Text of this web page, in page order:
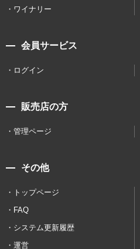
ワイナリー
会員サービス
ログイン
販売店の方
管理ページ
その他
トップページ
FAQ
システム更新履歴
運営